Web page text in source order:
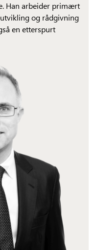
Han arbeider primært
og rådgivning
en etterspurt